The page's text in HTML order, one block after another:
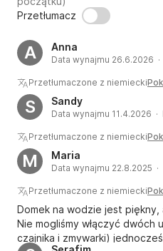
Przetłumacz
A Anna
Data wynajmu 26.6.2026
Przetłumaczone z niemiecki
S Sandy
Data wynajmu 11.4.2026
Przetłumaczone z niemiecki
M Maria
Data wynajmu 22.8.2025
Przetłumaczone z niemiecki
Domek na wodzie jest
Nie mogliśmy włączyć
czajnika i zmywarki)